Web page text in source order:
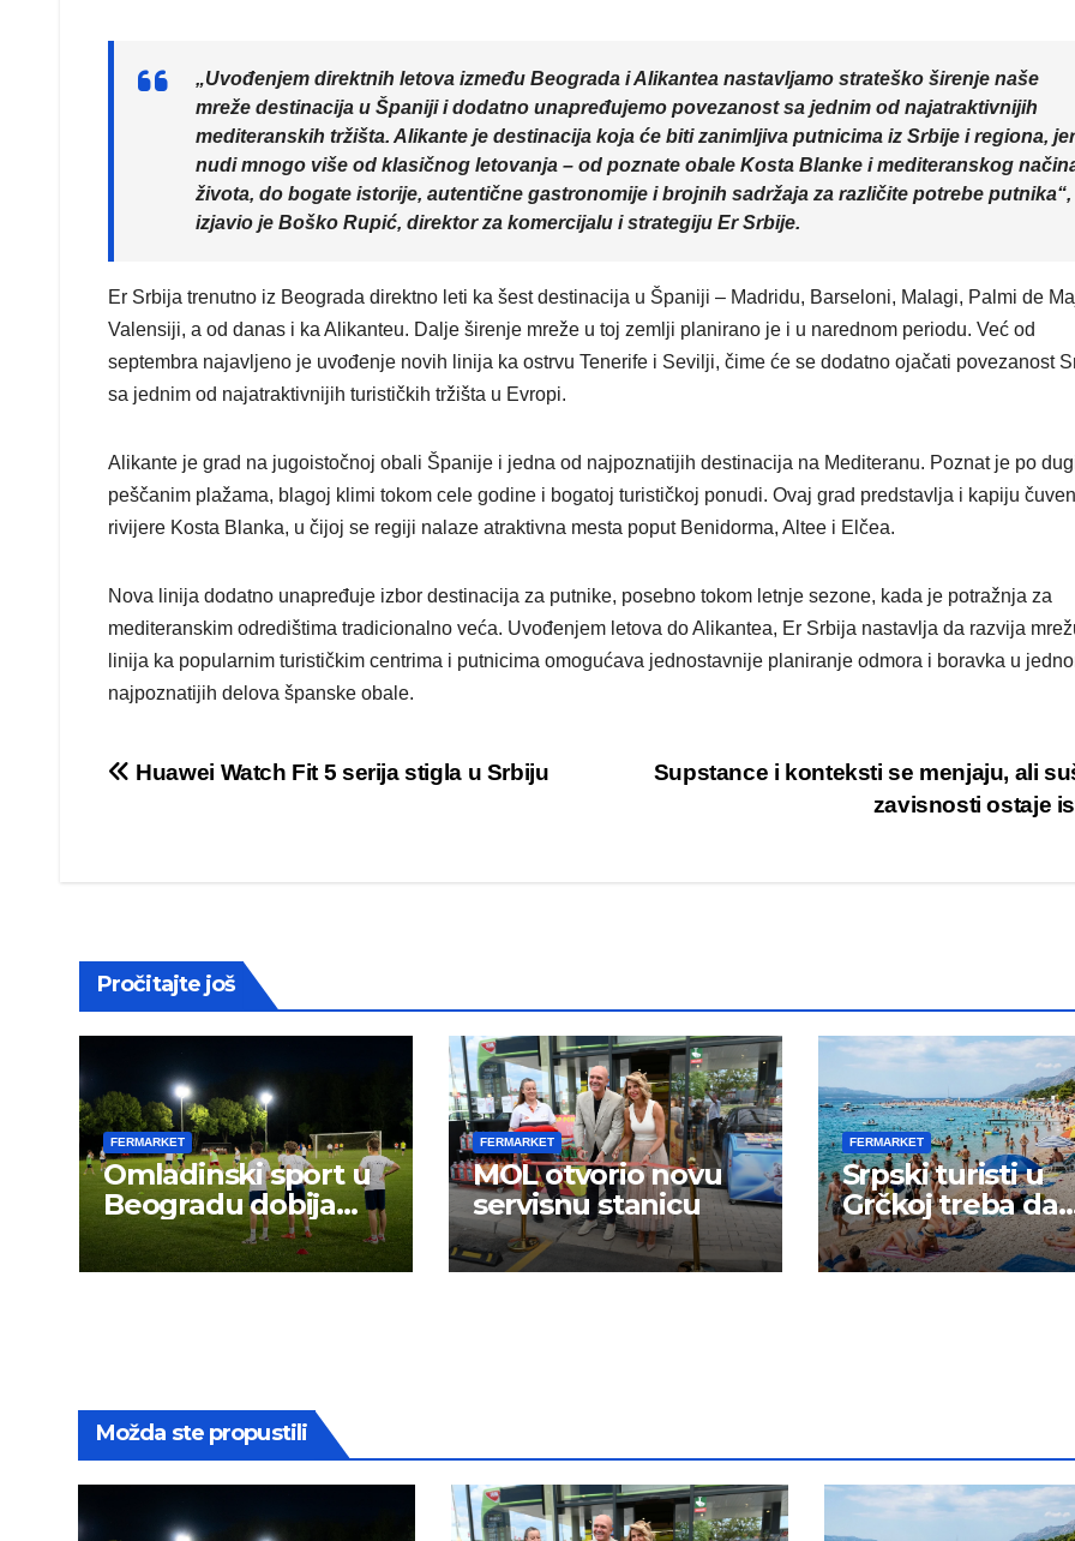
„Uvođenjem direktnih letova između Beograda i Alikantea nastavljamo strateško širenje naše
mreže destinacija u Španiji i dodatno unapređujemo povezanost sa jednim od najatraktivnijih
mediteranskih tržišta. Alikante je destinacija koja će biti zanimljiva putnicima iz Srbije i regiona, jer
nudi mnogo više od klasičnog letovanja – od poznate obale Kosta Blanke i mediteranskog
života, do bogate istorije, autentične gastronomije i brojnih sadržaja za različite potrebe putnika“,
izjavio je Boško Rupić, direktor za komercijalu i strategiju Er Srbije.
Er Srbija trenutno iz Beograda direktno leti ka šest destinacija u Španiji – Madridu, Barseloni, Malagi, Palmi de
Valensiji, a od danas i ka Alikanteu. Dalje širenje mreže u toj zemlji planirano je i u narednom periodu. Već od
septembra najavljeno je uvođenje novih linija ka ostrvu Tenerife i Sevilji, čime će se dodatno ojačati povezanost
sa jednim od najatraktivnijih turističkih tržišta u Evropi.
Alikante je grad na jugoistočnoj obali Španije i jedna od najpoznatijih destinacija na Mediteranu. Poznat je po
peščanim plažama, blagoj klimi tokom cele godine i bogatoj turističkoj ponudi. Ovaj grad predstavlja i kapiju
rivijere Kosta Blanka, u čijoj se regiji nalaze atraktivna mesta poput Benidorma, Altee i Elčea.
Nova linija dodatno unapređuje izbor destinacija za putnike, posebno tokom letnje sezone, kada je potražnja za
mediteranskim odredištima tradicionalno veća. Uvođenjem letova do Alikantea, Er Srbija nastavlja da razvija
linija ka popularnim turističkim centrima i putnicima omogućava jednostavnije planiranje odmora i boravka u
najpoznatijih delova španske obale.
Post
Supstance i konteksti se menjaju, ali
zavisnosti ostaje
Huawei Watch Fit 5 serija stigla u Srbiju
Pročitajte još
FERMARKET
Omladinski sport u
Beogradu dobija
novu energiju:
FERMARKET
MOL otvorio novu
servisnu stanicu
FERMARKET
Srpski turisti u
Grčkoj treba da
budu na oprezu
Možda ste propustili